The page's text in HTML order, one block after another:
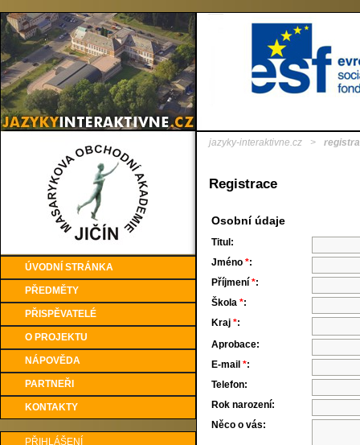
ÚVODNÍ STRÁNKA
PŘEDMĚTY
PŘISPĚVATELÉ
O PROJEKTU
NÁPOVĚDA
PARTNEŘI
KONTAKTY
PŘIHLÁŠENÍ
jazyky-interaktivne.cz >
Registrace
Osobní údaje
Titul:
Jméno *:
Příjmení *:
Škola *:
Kraj *:
Aprobace:
E-mail *:
Telefon:
Rok narození:
Něco o vás: